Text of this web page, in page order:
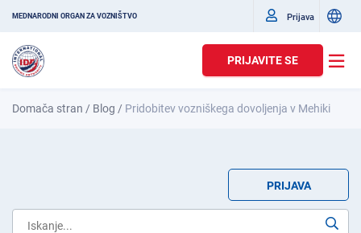
MEDNARODNI ORGAN ZA VOZNIŠTVO Prijava
PRIJAVITE SE
Domača stran / Blog / Pridobitev vozniškega dovoljenja v Mehiki
PRIJAVA